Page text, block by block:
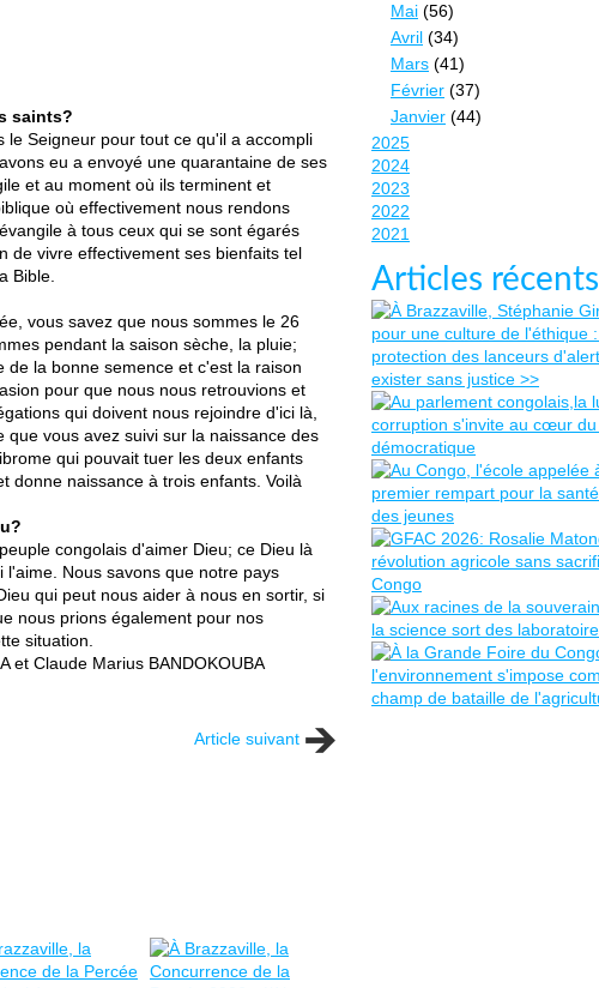
saints?
Seigneur pour tout ce qu'il a accompli
eu a envoyé une quarantaine de ses
et au moment où ils terminent et
où effectivement nous rendons
à tous ceux qui se sont égarés
de vivre effectivement ses bienfaits tel
Bible.
vous savez que nous sommes le 26
pendant la saison sèche, la pluie;
la bonne semence et c'est la raison
pour que nous nous retrouvions et
qui doivent nous rejoindre d'ici là,
vous avez suivi sur la naissance des
qui pouvait tuer les deux enfants
donne naissance à trois enfants. Voilà
congolais d'aimer Dieu; ce Dieu là
Nous savons que notre pays
qui peut nous aider à nous en sortir, si
nous prions également pour nos
situation.
et Claude Marius BANDOKOUBA
Article suivant
Mai (56)
Avril (34)
Mars (41)
Février (37)
Janvier (44)
2025
2024
2023
2022
2021
Articles récents